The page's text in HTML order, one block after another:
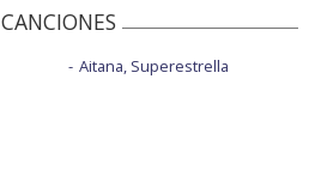
CANCIONES
Aitana, Superestrella